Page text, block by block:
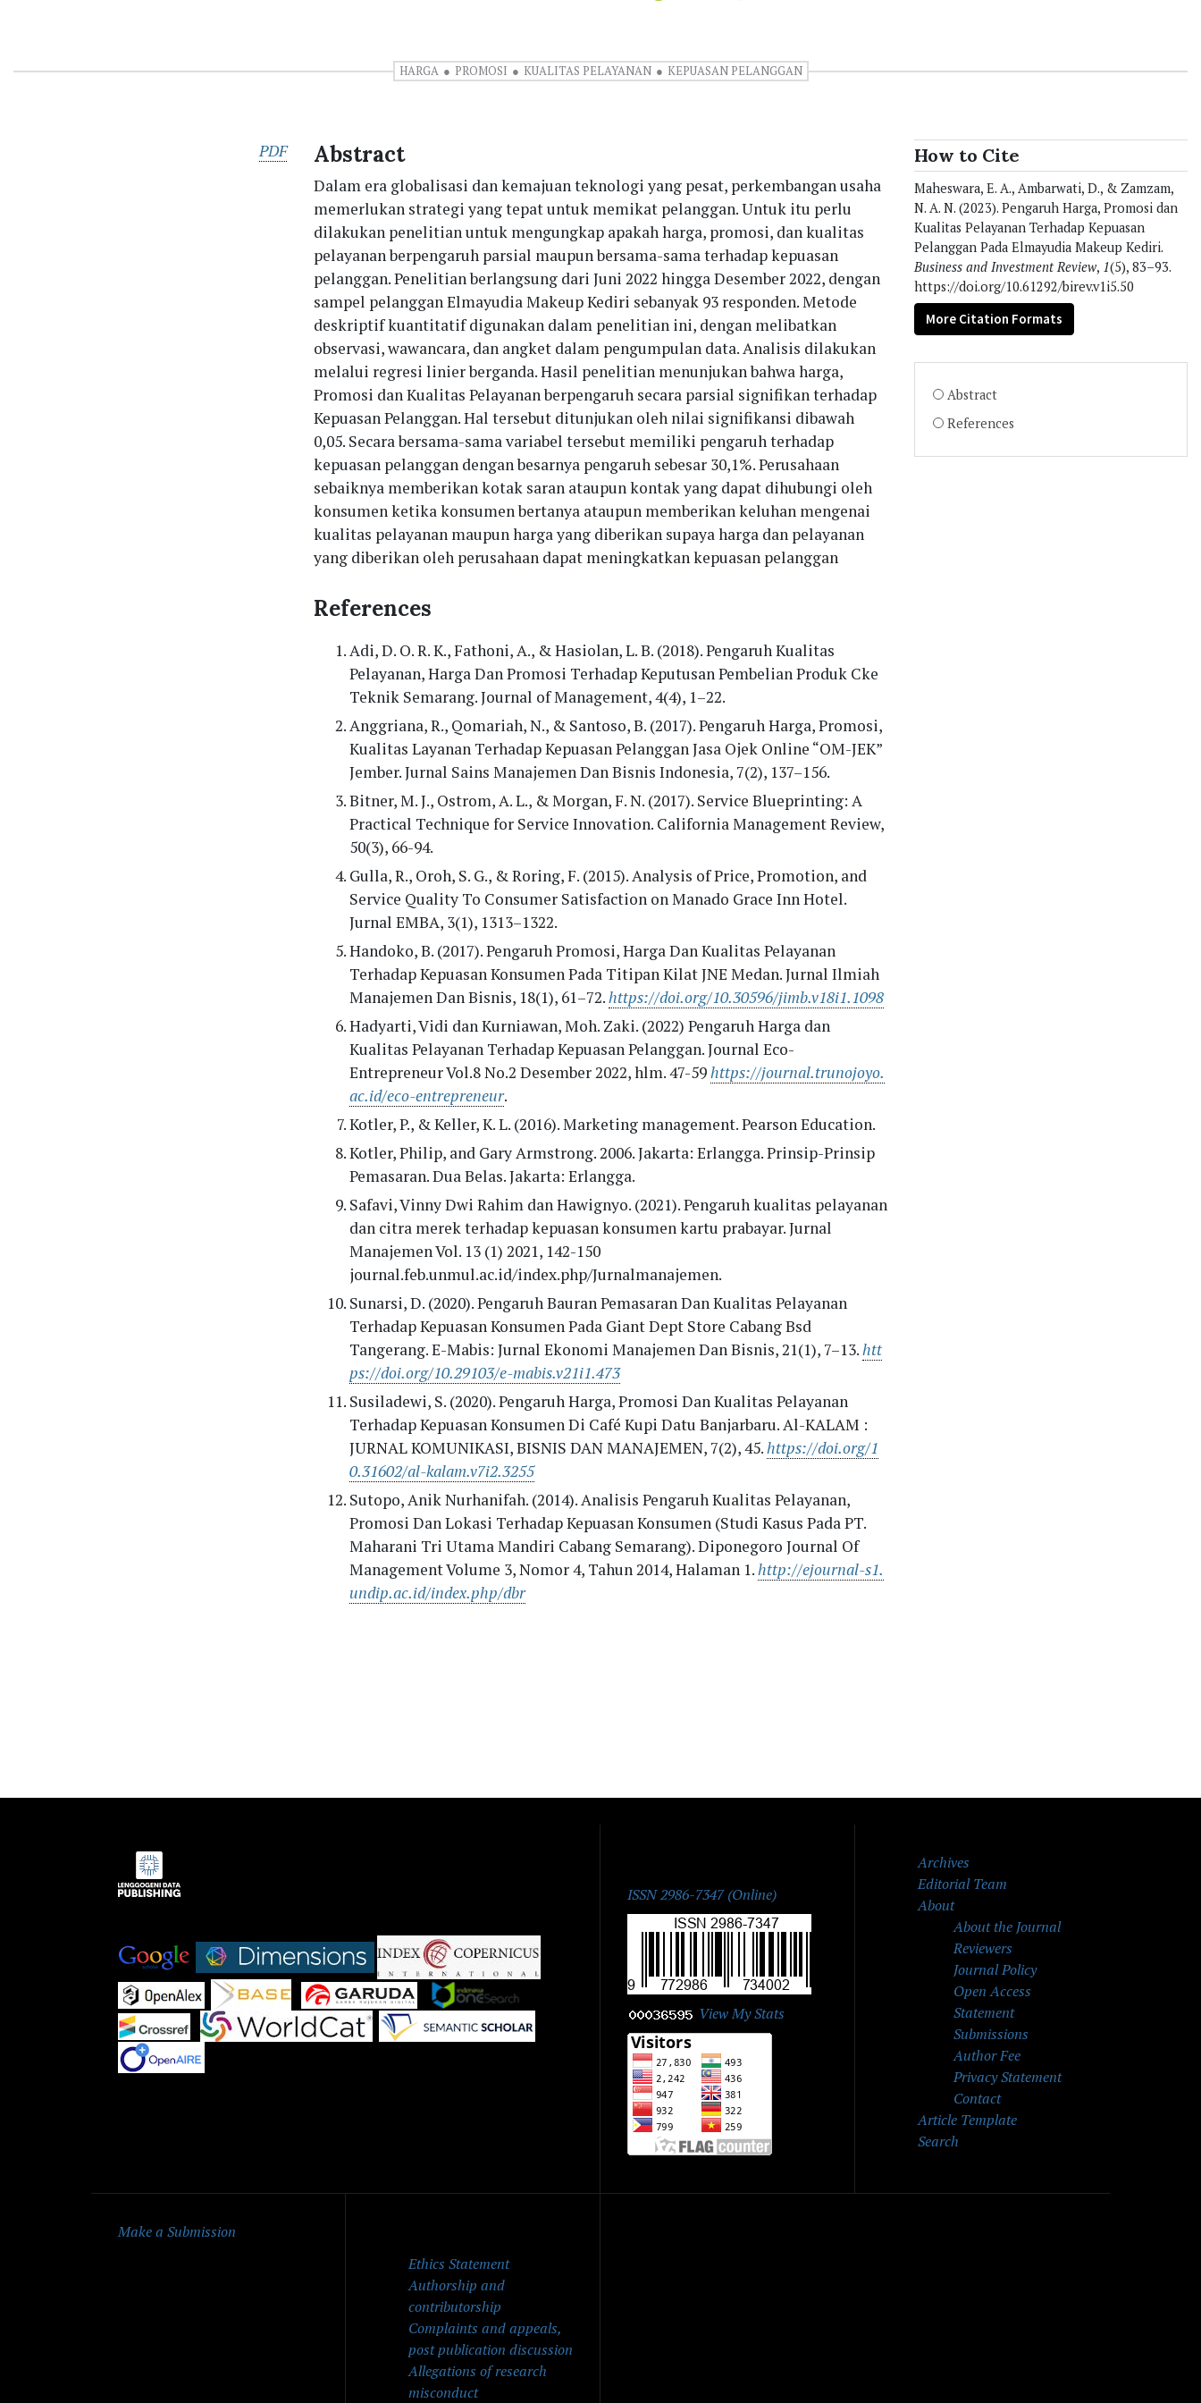
HARGA PROMOSI KUALITAS PELAYANAN KEPUASAN PELANGGAN
PDF Abstract
Dalam era globalisasi dan kemajuan teknologi yang pesat, perkembangan usaha
memerlukan strategi yang tepat untuk memikat pelanggan. Untuk itu perlu
dilakukan penelitian untuk mengungkap apakah harga, promosi, dan kualitas
pelayanan berpengaruh parsial maupun bersama-sama terhadap kepuasan
pelanggan. Penelitian berlangsung dari Juni 2022 hingga Desember 2022, dengan
sampel pelanggan Elmayudia Makeup Kediri sebanyak 93 responden. Metode
deskriptif kuantitatif digunakan dalam penelitian ini, dengan melibatkan
observasi, wawancara, dan angket dalam pengumpulan data. Analisis dilakukan
melalui regresi linier berganda. Hasil penelitian menunjukan bahwa harga,
Promosi dan Kualitas Pelayanan berpengaruh secara parsial signifikan terhadap
Kepuasan Pelanggan. Hal tersebut ditunjukan oleh nilai signifikansi dibawah
0,05. Secara bersama-sama variabel tersebut memiliki pengaruh terhadap
kepuasan pelanggan dengan besarnya pengaruh sebesar 30,1%. Perusahaan
sebaiknya memberikan kotak saran ataupun kontak yang dapat dihubungi oleh
konsumen ketika konsumen bertanya ataupun memberikan keluhan mengenai
kualitas pelayanan maupun harga yang diberikan supaya harga dan pelayanan
yang diberikan oleh perusahaan dapat meningkatkan kepuasan pelanggan
References
Adi, D. O. R. K., Fathoni, A., & Hasiolan, L. B. (2018). Pengaruh Kualitas
Pelayanan, Harga Dan Promosi Terhadap Keputusan Pembelian Produk Cke
Teknik Semarang. Journal of Management, 4(4), 1–22.
Anggriana, R., Qomariah, N., & Santoso, B. (2017). Pengaruh Harga, Promosi,
Kualitas Layanan Terhadap Kepuasan Pelanggan Jasa Ojek Online “OM-JEK”
Jember. Jurnal Sains Manajemen Dan Bisnis Indonesia, 7(2), 137–156.
Bitner, M. J., Ostrom, A. L., & Morgan, F. N. (2017). Service Blueprinting: A
Practical Technique for Service Innovation. California Management Review,
50(3), 66-94.
Gulla, R., Oroh, S. G., & Roring, F. (2015). Analysis of Price, Promotion, and
Service Quality To Consumer Satisfaction on Manado Grace Inn Hotel.
Jurnal EMBA, 3(1), 1313–1322.
Handoko, B. (2017). Pengaruh Promosi, Harga Dan Kualitas Pelayanan
Terhadap Kepuasan Konsumen Pada Titipan Kilat JNE Medan. Jurnal Ilmiah
Manajemen Dan Bisnis, 18(1), 61–72.https://doi.org/10.30596/jimb.v18i1.1098
Hadyarti, Vidi dan Kurniawan, Moh. Zaki. (2022) Pengaruh Harga dan
Kualitas Pelayanan Terhadap Kepuasan Pelanggan. Journal Eco-
Entrepreneur Vol.8 No.2 Desember 2022, hlm. 47-59https://journal.trunojoyo.
ac.id/eco-entrepreneur.
Kotler, P., & Keller, K. L. (2016). Marketing management. Pearson Education.
Kotler, Philip, and Gary Armstrong. 2006. Jakarta: Erlangga. Prinsip-Prinsip
Pemasaran. Dua Belas. Jakarta: Erlangga.
Safavi, Vinny Dwi Rahim dan Hawignyo. (2021). Pengaruh kualitas pelayanan
dan citra merek terhadap kepuasan konsumen kartu prabayar. Jurnal
Manajemen Vol. 13 (1) 2021, 142-150
journal.feb.unmul.ac.id/index.php/Jurnalmanajemen.
Sunarsi, D. (2020). Pengaruh Bauran Pemasaran Dan Kualitas Pelayanan
Terhadap Kepuasan Konsumen Pada Giant Dept Store Cabang Bsd
Tangerang. E-Mabis: Jurnal Ekonomi Manajemen Dan Bisnis, 21(1), 7–13.htt
ps://doi.org/10.29103/e-mabis.v21i1.473
Susiladewi, S. (2020). Pengaruh Harga, Promosi Dan Kualitas Pelayanan
Terhadap Kepuasan Konsumen Di Café Kupi Datu Banjarbaru. Al-KALAM :
JURNAL KOMUNIKASI, BISNIS DAN MANAJEMEN, 7(2), 45.https://doi.org/1
0.31602/al-kalam.v7i2.3255
Sutopo, Anik Nurhanifah. (2014). Analisis Pengaruh Kualitas Pelayanan,
Promosi Dan Lokasi Terhadap Kepuasan Konsumen (Studi Kasus Pada PT.
Maharani Tri Utama Mandiri Cabang Semarang). Diponegoro Journal Of
Management Volume 3, Nomor 4, Tahun 2014, Halaman 1.http://ejournal-s1.
undip.ac.id/index.php/dbr
How to Cite
Maheswara, E. A., Ambarwati, D., & Zamzam,
N. A. N. (2023). Pengaruh Harga, Promosi dan
Kualitas Pelayanan Terhadap Kepuasan
Pelanggan Pada Elmayudia Makeup Kediri.
Business and Investment Review, 1(5), 83–93.
https://doi.org/10.61292/birev.v1i5.50
More Citation Formats
Abstract
References
ISSN 2986-7347 (Online)
View My Stats
Archives
Editorial Team
About
About the Journal
Reviewers
Journal Policy
Open Access
Statement
Submissions
Author Fee
Privacy Statement
Contact
Article Template
Search
Make a Submission
Ethics Statement
Authorship and
contributorship
Complaints and appeals,
post publication discussion
Allegations of research
misconduct